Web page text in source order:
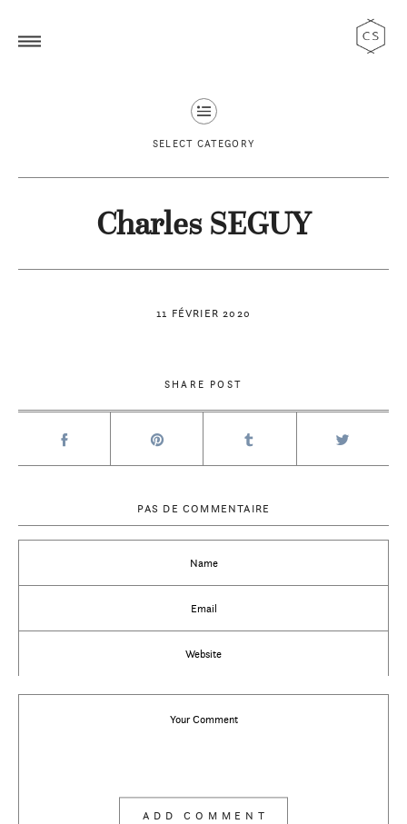
SELECT CATEGORY
11 FÉVRIER 2020
Charles SEGUY
SHARE POST
PAS DE COMMENTAIRE